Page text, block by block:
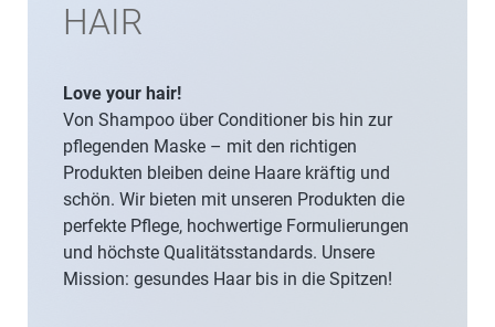
HAIR
Love your hair!
Von Shampoo über Conditioner bis hin zur
pflegenden Maske – mit den richtigen
Produkten bleiben deine Haare kräftig und
schön. Wir bieten mit unseren Produkten die
perfekte Pflege, hochwertige Formulierungen
und höchste Qualitätsstandards. Unsere
Mission: gesundes Haar bis in die Spitzen!